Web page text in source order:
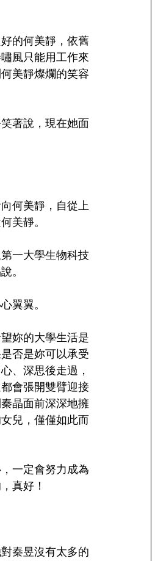
的何美靜，依舊
風只能用工作來
美靜燦爛的笑容
著說，現在她面
何美靜，自從上
美靜。
一大學生物科技
。
翼翼。
妳的大學生活是
否是妳可以承受
、深思後走過，
會張開雙臂迎接
晶面前深深地擁
兒，僅僅如此而
一定會努力成為
真好！
秦昱沒有太多的